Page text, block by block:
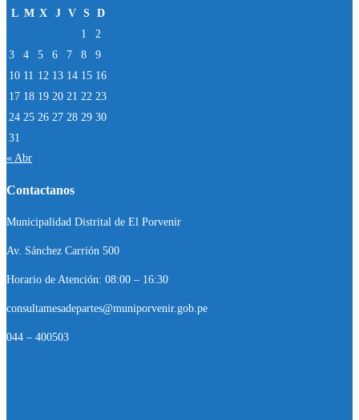
L M X J V S D
1
2
3
4 5 6 7 8
9
10 11 12 13 14 15 16
17 18 19 20 21 22 23
24 25 26 27 28 29 30
31
« Abr
Contactanos
Municipalidad Distrital de El Porvenir
Av. Sánchez Carrión 500
Horario de Atención: 08:00 – 16:30
consultamesadepartes@muniporvenir.gob.pe
044 – 400503